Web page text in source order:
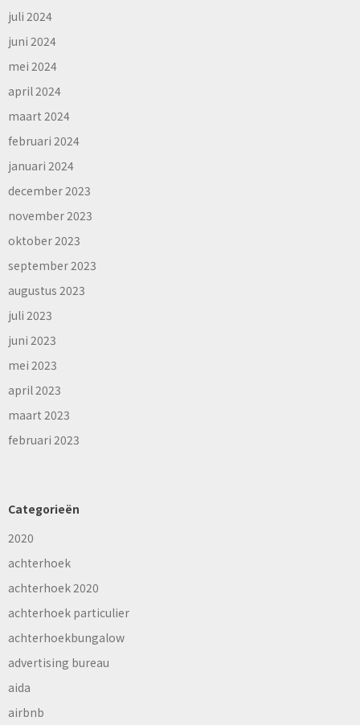
juli 2024
juni 2024
mei 2024
april 2024
maart 2024
februari 2024
januari 2024
december 2023
november 2023
oktober 2023
september 2023
augustus 2023
juli 2023
juni 2023
mei 2023
april 2023
maart 2023
februari 2023
Categorieën
2020
achterhoek
achterhoek 2020
achterhoek particulier
achterhoekbungalow
advertising bureau
aida
airbnb